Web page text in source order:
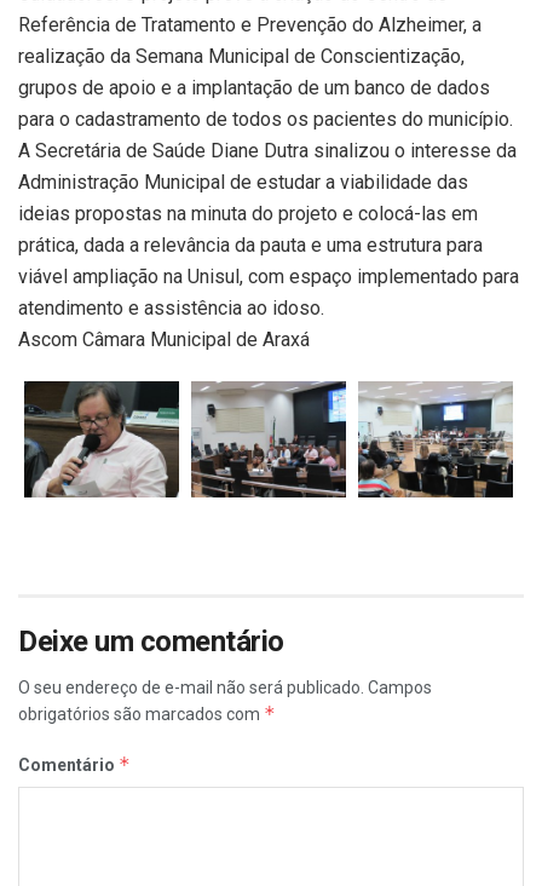
Referência de Tratamento e Prevenção do Alzheimer, a
realização da Semana Municipal de Conscientização,
grupos de apoio e a implantação de um banco de dados
para o cadastramento de todos os pacientes do município.
A Secretária de Saúde Diane Dutra sinalizou o interesse da
Administração Municipal de estudar a viabilidade das
ideias propostas na minuta do projeto e colocá-las em
prática, dada a relevância da pauta e uma estrutura para
viável ampliação na Unisul, com espaço implementado para
atendimento e assistência ao idoso.
Ascom Câmara Municipal de Araxá
Deixe um comentário
O seu endereço de e-mail não será publicado. Campos
obrigatórios são marcados com *
Comentário *